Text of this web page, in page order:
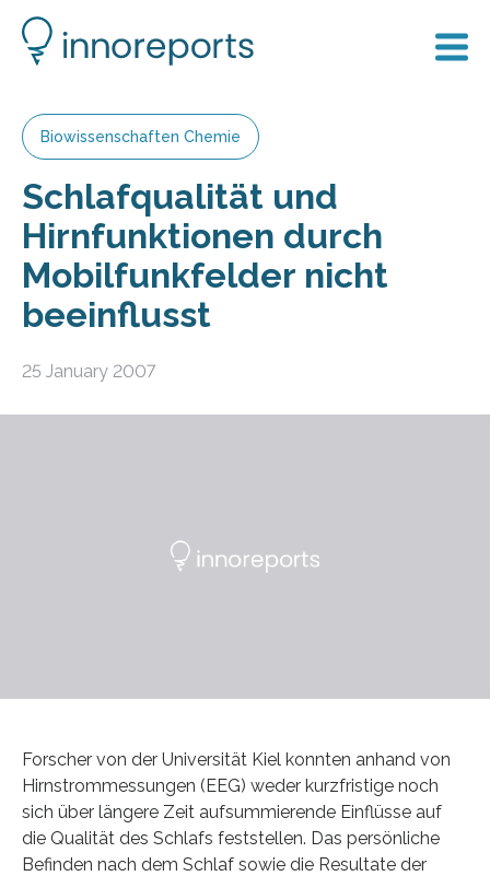
Biowissenschaften Chemie
Schlafqualität und
Hirnfunktionen durch
Mobilfunkfelder nicht
beeinflusst
25 January 2007
Forscher von der Universität Kiel konnten anhand von
Hirnstrommessungen (EEG) weder kurzfristige noch
sich über längere Zeit aufsummierende Einflüsse auf
die Qualität des Schlafs feststellen. Das persönliche
Befinden nach dem Schlaf sowie die Resultate der